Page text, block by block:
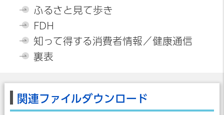
ふるさと見て歩き
FDH
知って得する消費者情報／健康通信
裏表
関連ファイルダウンロード